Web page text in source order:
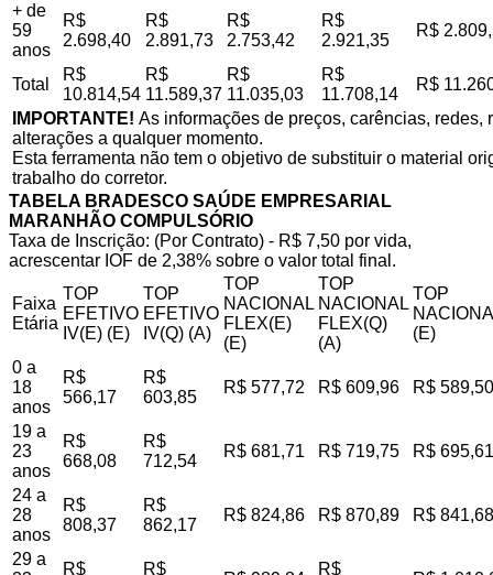
+ de
59
anos
R$
2.698,40
R$
2.891,73
R$
2.753,42
R$
2.921,35
R$
Total
R$
10.814,54
R$
11.589,37
R$
11.035,03
R$
11.708,14
R$
IMPORTANTE! As informações de preços, carências,
alterações a qualquer momento.
Esta ferramenta não tem o objetivo de substituir o material
trabalho do corretor.
TABELA BRADESCO SAÚDE EMPRESARIAL
MARANHÃO COMPULSÓRIO
Taxa de Inscrição: (Por Contrato) - R$ 7,50 por vida,
acrescentar IOF de 2,38% sobre o valor total final.
Faixa
Etária
TOP
EFETIVO
IV(E) (E)
TOP
EFETIVO
IV(Q) (A)
TOP
NACIONAL
FLEX(E)
(E)
TOP
NACIONAL
FLEX(Q)
(A)
TOP
(E)
0 a
18
anos
R$
566,17
R$
603,85
R$ 577,72 R$ 609,96 R$ 589,50
19 a
23
anos
R$
668,08
R$
712,54
R$ 681,71 R$ 719,75 R$ 695,61
24 a
28
anos
R$
808,37
R$
862,17
R$ 824,86 R$ 870,89 R$ 841,68
29 a
R$
R$
R$